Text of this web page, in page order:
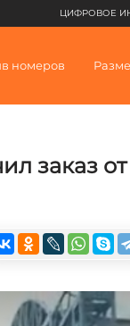
ЦИФРОВОЕ
номеров
заказ